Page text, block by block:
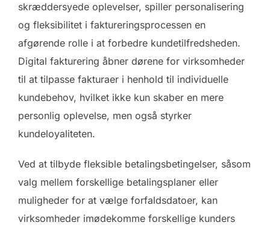
skræddersyede oplevelser, spiller personalisering
og fleksibilitet i faktureringsprocessen en
afgørende rolle i at forbedre kundetilfredsheden.
Digital fakturering åbner dørene for virksomheder
til at tilpasse fakturaer i henhold til individuelle
kundebehov, hvilket ikke kun skaber en mere
personlig oplevelse, men også styrker
kundeloyaliteten.
Ved at tilbyde fleksible betalingsbetingelser, såsom
valg mellem forskellige betalingsplaner eller
muligheder for at vælge forfaldsdatoer, kan
virksomheder imødekomme forskellige kunders